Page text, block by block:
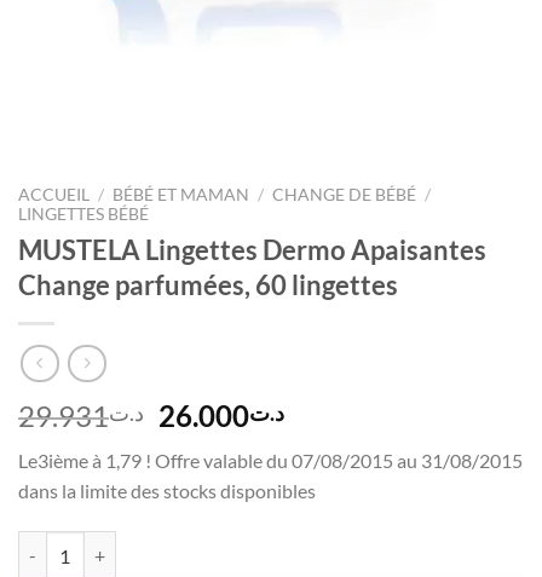
ACCUEIL / BÉBÉ ET MAMAN / CHANGE DE BÉBÉ /
LINGETTES BÉBÉ
MUSTELA Lingettes Dermo Apaisantes
Change parfumées, 60 lingettes
د.ت29.931
Le
initial
était :
د.ت26.000
Le
actuel
est :
Le3ième à 1,79 ! Offre valable du 07/08/2015 au 31/08/2015
dans la limite des stocks disponibles